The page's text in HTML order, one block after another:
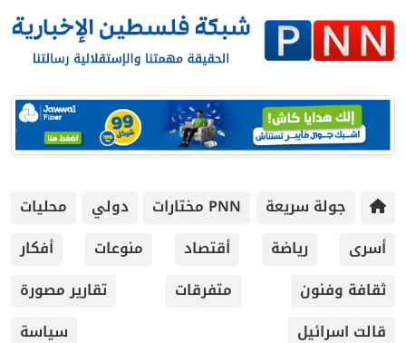
جولة سريعة PNN مختارات دولي
محليات
أسرى
رياضة أقتصاد منوعات
أفكار
ثقافة وفنون
متفرقات
تقارير مصورة
قالت اسرائيل
سياسة